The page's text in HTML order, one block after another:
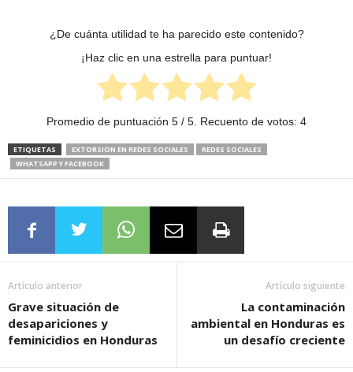
¿De cuánta utilidad te ha parecido este contenido?
¡Haz clic en una estrella para puntuar!
Promedio de puntuación 5 / 5. Recuento de votos: 4
ETIQUETAS EXTORSION EN REDES SOCIALES
REDES SOCIALES
WHATSAPP Y FACEBOOK
Artículo anterior
Grave situación de
desapariciones y
feminicidios en Honduras
Artículo siguiente
La contaminación
ambiental en Honduras es
un desafío creciente